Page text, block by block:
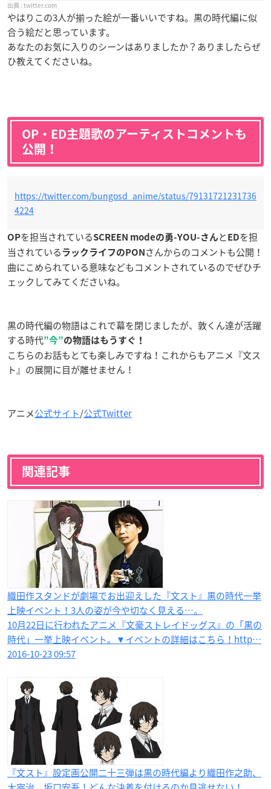
twitter.com
やはりこの3人が揃った絵が一番いいですね。黒の時代編に似
合う絵だと思っています。
あなたのお気に入りのシーンはありましたか？ありましたらぜ
ひ教えてくださいね。
OP・ED主題歌のアーティストコメントも
公開！
https://twitter.com/bungosd_anime/status/79131721231736
4224
OPを担当されているSCREEN modeの勇-YOU-さんと EDを担
当されている ラックライフのPON さんからのコメントも公開！
曲にこめられている意味などもコメントされているのでぜひチ
ェックしてみてくださいね。
黒の時代編の物語はこれで幕を閉じましたが、敦くん達が活躍
する時代”今”の物語はもうすぐ！
こちらのお話もとても楽しみですね！これからもアニメ『文ス
ト』の展開に目が離せません！
アニメ公式サイト/公式Twitter
関連記事
織田作スタンドが劇場でお出迎えした『文スト』黒の時代一挙
上映イベント！3人の姿が今や切なく見える…。
10月22日に行われたアニメ『文豪ストレイドッグス』の「黒の
時代」一挙上映イベント。▼イベントの詳細はこちら！http…
2016-10-23 09:57
『文スト』設定画公開二十三弾は黒の時代編より織田作之助、